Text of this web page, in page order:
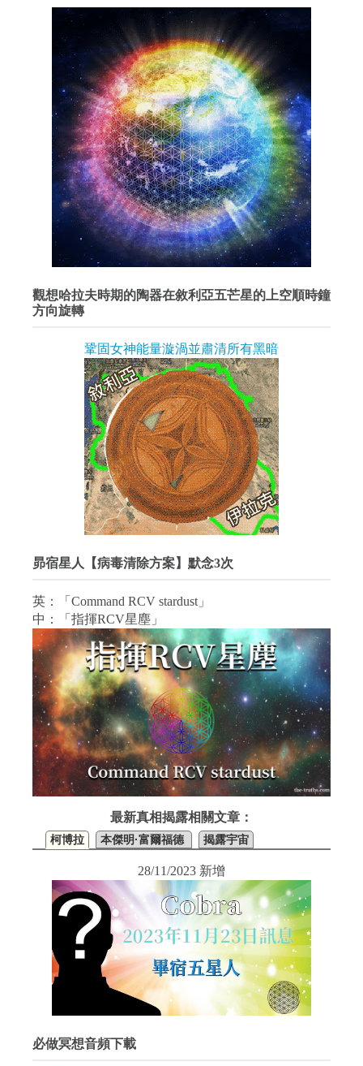
觀想哈拉夫時期的陶器在敘利亞五芒星的上空順時鐘
方向旋轉
鞏固女神能量漩渦並肅清所有黑暗
昴宿星人【病毒清除方案】默念3次
英：「Command RCV stardust」
中：「指揮RCV星塵」
最新真相揭露相關文章：
柯博拉 本傑明·富爾福德 揭露宇宙
28/11/2023 新增
必做冥想音頻下載